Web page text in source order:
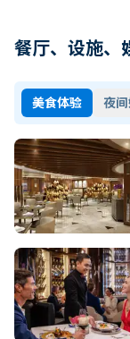
餐厅、设施、
美食体验 夜